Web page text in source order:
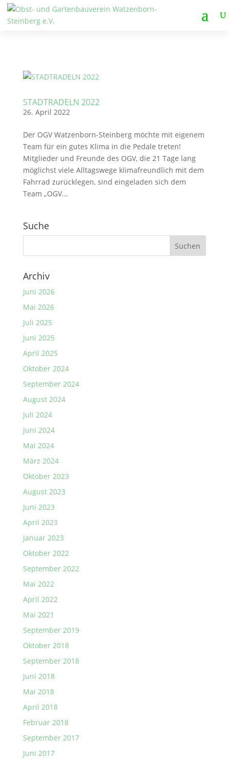
STADTRADELN 2022
26. April 2022
Der OGV Watzenborn-Steinberg möchte mit eigenem
Team für ein gutes Klima in die Pedale treten!
Mitglieder und Freunde des OGV, die 21 Tage lang
möglichst viele Alltagswege klimafreundlich mit dem
Fahrrad zurücklegen, sind eingeladen sich dem
Team „OGV...
Suche
Archiv
Juni 2026
Mai 2026
Juli 2025
Juni 2025
April 2025
Oktober 2024
September 2024
August 2024
Juli 2024
Juni 2024
Mai 2024
März 2024
Oktober 2023
August 2023
Juni 2023
April 2023
Januar 2023
Oktober 2022
September 2022
Mai 2022
April 2022
Mai 2021
September 2019
Oktober 2018
September 2018
Juni 2018
Mai 2018
April 2018
Februar 2018
September 2017
Juni 2017